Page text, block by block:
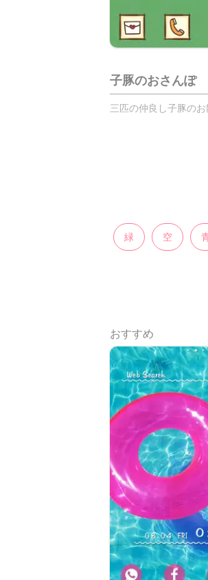
子豚のおさんぽ
三匹の仲良し子豚の
緑 空
おすすめ